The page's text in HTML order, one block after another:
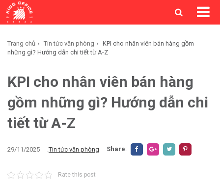
Trang chủ Tin tức văn phòng
KPI cho nhân viên bán hàng gồm
những gì? Hướng dẫn chi tiết từ A-Z
KPI cho nhân viên bán hàng
gồm những gì? Hướng dẫn chi
tiết từ A-Z
29/11/2025 .Tin tức văn phòng Share:
Rate this post